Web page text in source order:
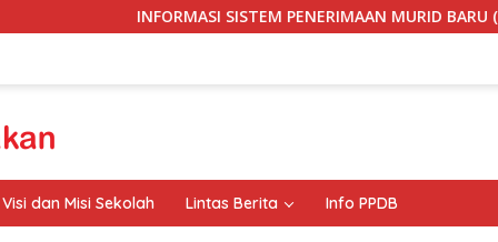
INFORMASI SISTEM PENERIMAAN MURID BARU (SPMB)
Visi dan Misi Sekolah Lintas Berita Info PPDB